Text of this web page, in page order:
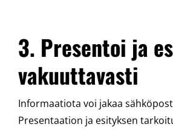
3. Presentoi ja
vakuuttavasti
Informaatiota voi jakaa
Presentaation ja esityksen